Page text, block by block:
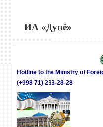
ИА «Дунё»
Hotline to the Ministry of
(+998 71) 233-28-28